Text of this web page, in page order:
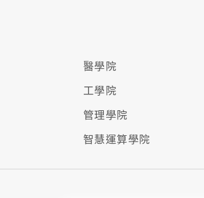
醫學院
工學院
管理學院
智慧運算學院